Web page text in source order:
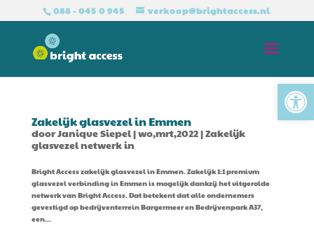
088 - 045 0 945 verkoop@brightaccess.nl
Zakelijk glasvezel in Emmen
doorJanique Siepel|wo,mrt,2022|Zakelijk
glasvezel netwerk in
Bright Access zakelijk glasvezel in Emmen. Zakelijk 1:1 premium
glasvezel verbinding in Emmen is mogelijk dankzij het uitgerolde
netwerk van Bright Access. Dat betekent dat alle ondernemers
gevestigd op bedrijventerrein Bargermeer en Bedrijvenpark A37,
een...